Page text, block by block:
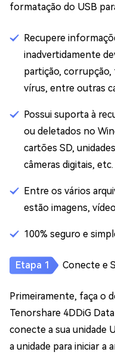
formatação do USB
Recupere
inadvertidamente
partição,
vírus, entre outras
Possui suporta à
ou deletados no
cartões SD,
câmeras digitais, etc.
Entre os vários
estão imagens,
100% seguro e
Conecte e
Primeiramente, faça o
Tenorshare 4DDiG
conecte a sua unidade
a unidade para iniciar a